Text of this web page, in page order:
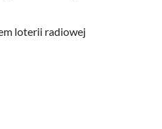
loterii radiowej